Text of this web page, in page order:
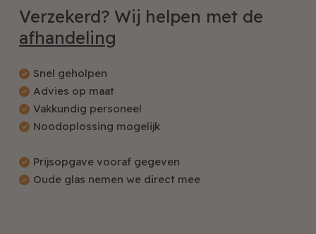
Verzekerd? Wij helpen met de
afhandeling
Snel geholpen
Advies op maat
Vakkundig personeel
Noodoplossing mogelijk
Prijsopgave vooraf gegeven
Oude glas nemen we direct mee